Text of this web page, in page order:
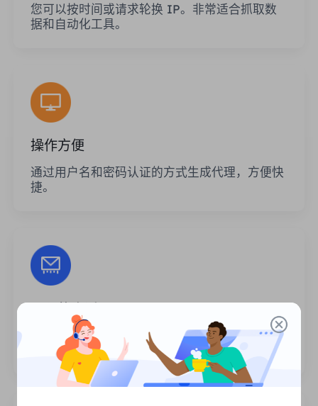
您可以按时间或请求轮换 IP。非常适合抓取数
据和自动化工具。
操作方便
通过用户名和密码认证的方式生成代理，方便快
捷。
代理的使用次数或调用频率没有限制。您可以一
次生成大量代理。